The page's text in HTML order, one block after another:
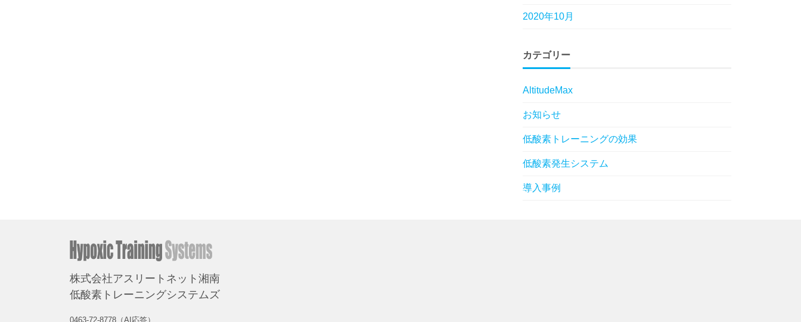
2020年10月
カテゴリー
AltitudeMax
お知らせ
低酸素トレーニングの効果
低酸素発生システム
導入事例
株式会社アスリートネット湘南
低酸素トレーニングシステムズ
0463-72-8778（AI応答）